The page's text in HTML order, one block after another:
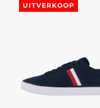
UITVERKOOP